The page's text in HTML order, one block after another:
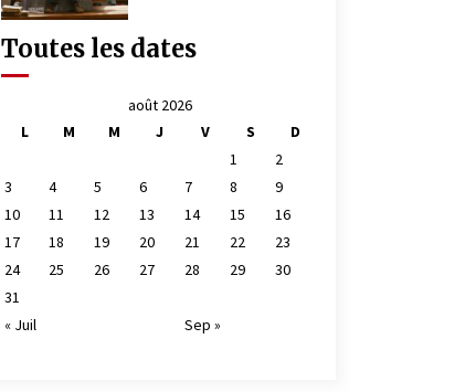
Toutes les dates
août 2026
L
M M J V S
D
1
2
3
4 5 6 7 8
9
10
11 12 13 14 15
16
17
18 19 20 21 22
23
24
25 26 27 28 29
30
31
« Juil
Sep »